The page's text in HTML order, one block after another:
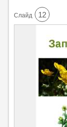
Cлайд 12